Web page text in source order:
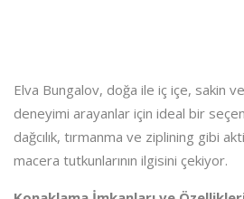
Elva Bungalov, doğa ile iç içe, sakin
deneyimi arayanlar için ideal bir
dağcılık, tırmanma ve ziplining gibi
macera tutkunlarının ilgisini çekiyor.